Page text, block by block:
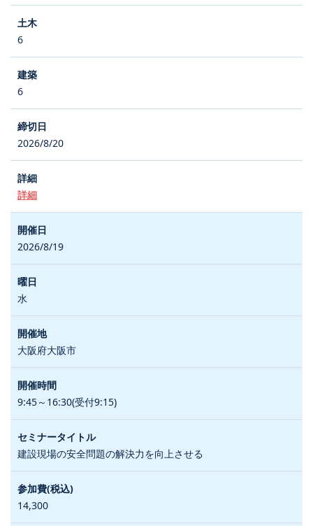
6
6
2026/8/20
詳細
2026/8/19
水
大阪府大阪市
9:45～16:30(受付9:15)
建設現場の安全問題の解決力を向上させる
14,300